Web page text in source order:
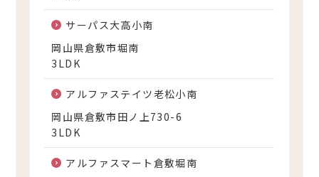
サーパス大高小南
岡山県倉敷市堀南
3LDK
アルファステイツ老松小南
岡山県倉敷市田ノ上730-6
3LDK
アルファスマート倉敷堀南